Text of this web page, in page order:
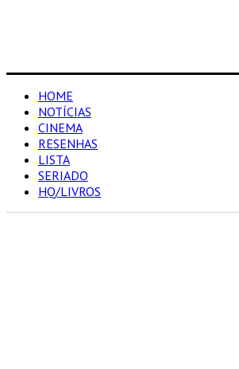
HOME
NOTÍCIAS
CINEMA
RESENHAS
LISTA
SERIADO
HQ/LIVROS